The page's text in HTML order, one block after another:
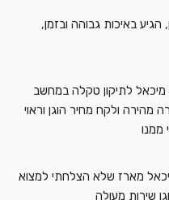
ממנו
שירות מעולה